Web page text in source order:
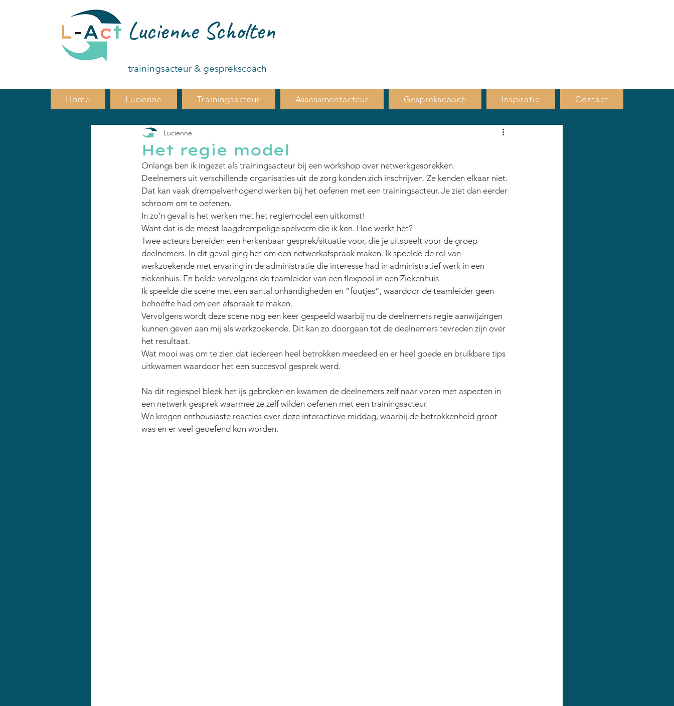
Lucienne Scholten
trainingsacteur & gesprekscoach
Home Lucienne Trainingsacteur Assessmentacteur Gesprekscoach Inspiratie Contact
Het regie model
Lucienne
Onlangs ben ik ingezet als trainingsacteur bij een workshop over netwerkgesprekken.
Deelnemers uit verschillende organisaties uit de zorg konden zich inschrijven. Ze kenden elkaar niet.
Dat kan vaak drempelverhogend werken bij het oefenen met een trainingsacteur. Je ziet dan eerder
schroom om te oefenen.
In zo’n geval is het werken met het regiemodel een uitkomst!
Want dat is de meest laagdrempelige spelvorm die ik ken. Hoe werkt het?
Twee acteurs bereiden een herkenbaar gesprek/situatie voor, die je uitspeelt voor de groep
deelnemers. In dit geval ging het om een netwerkafspraak maken. Ik speelde de rol van
werkzoekende met ervaring in de administratie die interesse had in administratief werk in een
ziekenhuis. En belde vervolgens de teamleider van een flexpool in een Ziekenhuis.
Ik speelde die scene met een aantal onhandigheden en “foutjes”, waardoor de teamleider geen
behoefte had om een afspraak te maken.
Vervolgens wordt deze scene nog een keer gespeeld waarbij nu de deelnemers regie aanwijzingen
kunnen geven aan mij als werkzoekende. Dit kan zo doorgaan tot de deelnemers tevreden zijn over
het resultaat.
Wat mooi was om te zien dat iedereen heel betrokken meedeed en er heel goede en bruikbare tips
uitkwamen waardoor het een succesvol gesprek werd.
Na dit regiespel bleek het ijs gebroken en kwamen de deelnemers zelf naar voren met aspecten in
een netwerk gesprek waarmee ze zelf wilden oefenen met een trainingsacteur.
We kregen enthousiaste reacties over deze interactieve middag, waarbij de betrokkenheid groot
was en er veel geoefend kon worden.